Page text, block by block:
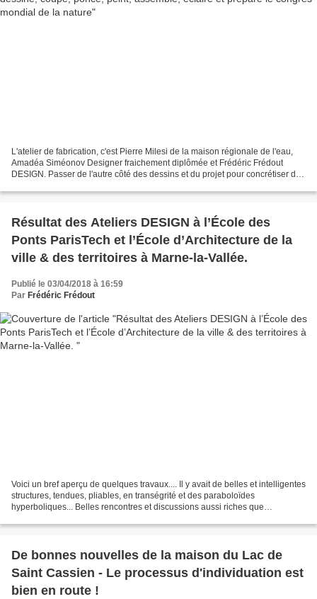
L'atelier de fabrication, c'est Pierre Milesi de la maison régionale de l'eau,
Amadéa Siméonov Designer fraichement diplômée et Frédéric Frédout
DESIGN. Passer de l'autre côté des dessins et du projet pour concrétiser du
Résultat des Ateliers DESIGN à l’École des
Ponts ParisTech et l’École d’Architecture de la
ville & des territoires à Marne-la-Vallée.
Publié le 03/04/2018 à 16:59
Par Frédéric Frédout
Voici un bref aperçu de quelques travaux.... Il y avait de belles et intelligentes
structures, tendues, pliables, en transégrité et des paraboloïdes
hyperboliques... Belles rencontres et discussions aussi riches que
De bonnes nouvelles de la maison du Lac de
Saint Cassien - Le processus d'individuation est
bien en route !